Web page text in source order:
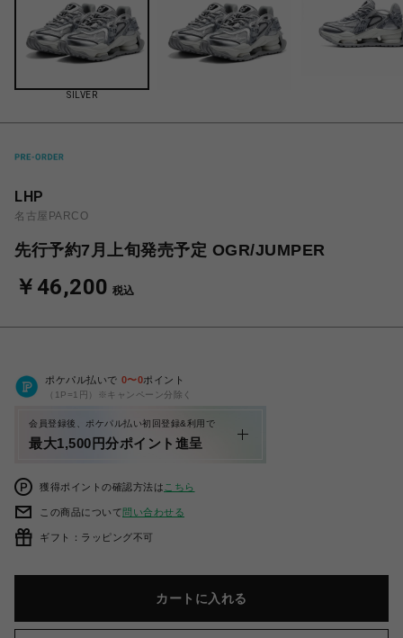
SILVER
LHP
名古屋PARCO
先行予約7月上旬発売予定 OGR/JUMPER
￥46,200 税込
ポケパル払いで 0〜0ポイント
（1P=1円）※キャンペーン分除く
会員登録後、ポケパル払い初回登録&利用で
最大1,500円分ポイント進呈
獲得ポイントの確認方法は こちら
この商品について問い合わせる
ギフト：ラッピング不可
カートに入れる